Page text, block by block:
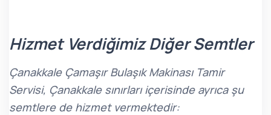
Hizmet Verdiğimiz Diğer Semtler
Çanakkale Çamaşır Bulaşık Makinası Tamir
Servisi, Çanakkale sınırları içerisinde ayrıca şu
semtlere de hizmet vermektedir: